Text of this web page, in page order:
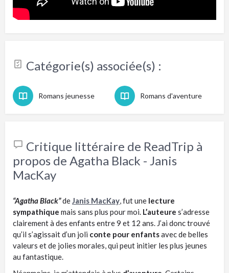
Catégorie(s) associée(s) :
Romans jeunesse Romans d'aventure
Critique littéraire de ReadTrip à
propos de Agatha Black - Janis
MacKay
“Agatha Black”de Janis MacKay , fut une lecture
sympathique mais sans plus pour moi. L’auteure s’adresse
clairement à des enfants entre 9 et 12 ans. J’ai donc trouvé
qu’il s’agissait d’un joli conte pour enfantsavec de belles
valeurs et de jolies morales, qui peut initier les plus jeunes
au fantastique.